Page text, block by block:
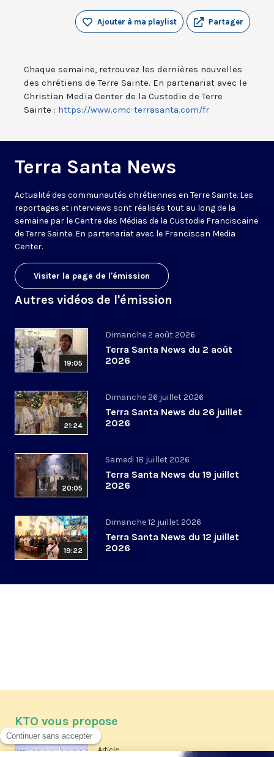
Partager
Ajouter à ma playlist
Chaque semaine, retrouvez les dernières nouvelles
des chrétiens de Terre Sainte. En partenariat avec le
Christian Media Center de la Custodie de Terre
Sainte : https://www.cmc-terrasanta.com/fr
Terra Santa News
Actualité des communautés chrétiennes en Terre Sainte. Les
reportages et interviews sont réalisés tout au long de la
semaine par le Centre des Médias de la Custodie Franciscaine
de Terre Sainte. En partenariat avec le Franciscan Media
Center.
Visiter la page de l'émission
Autres vidéos de l'émission
19:05
Dimanche 2 août 2026
Terra Santa News du 2 août
2026
21:24
Dimanche 26 juillet 2026
Terra Santa News du 26 juillet
2026
20:05
Samedi 18 juillet 2026
Terra Santa News du 19 juillet
2026
19:22
Dimanche 12 juillet 2026
Terra Santa News du 12 juillet
2026
KTO vous propose
Article